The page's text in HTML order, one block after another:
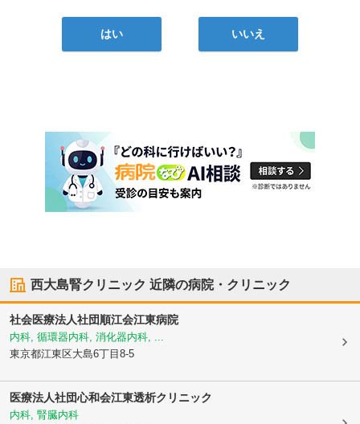
はい いいえ
西大島腎クリニック 近隣の病院・クリニック
社会医療法人社団順江会江東病院
内科, 循環器内科, 消化器内科, ...
東京都江東区大島6丁目8-5
医療法人社団心和会江東透析クリニック
内科, 腎臓内科